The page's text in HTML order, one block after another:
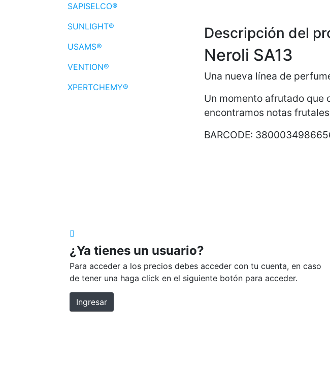
SAPISELCO®
SUNLIGHT®
USAMS®
VENTION®
XPERTCHEMY®
Descripción del
Neroli SA13
Una nueva línea de
Un momento afrutado que
encontramos notas
BARCODE:
¿Ya tienes un usuario?
Para acceder a los precios debes acceder con tu cuenta, en caso
de tener una haga click en el siguiente botón para acceder.
Ingresar